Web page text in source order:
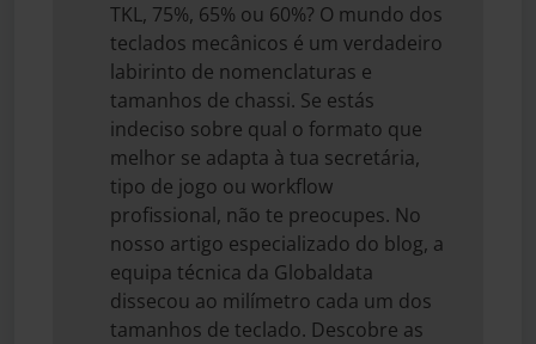
TKL, 75%, 65% ou 60%? O mundo dos
teclados mecânicos é um verdadeiro
labirinto de nomenclaturas e
tamanhos de chassi. Se estás
indeciso sobre qual o formato que
melhor se adapta à tua secretária,
tipo de jogo ou workflow
profissional, não te preocupes. No
nosso artigo especializado do blog, a
equipa técnica da Globaldata
dissecou ao milímetro cada um dos
tamanhos de teclado. Descobre as